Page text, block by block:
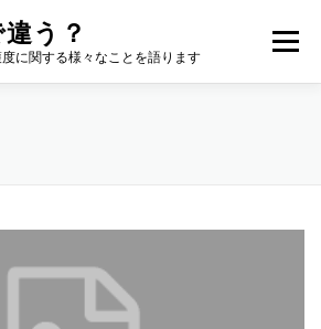
う？
に関する様々なことを語ります
メニュー